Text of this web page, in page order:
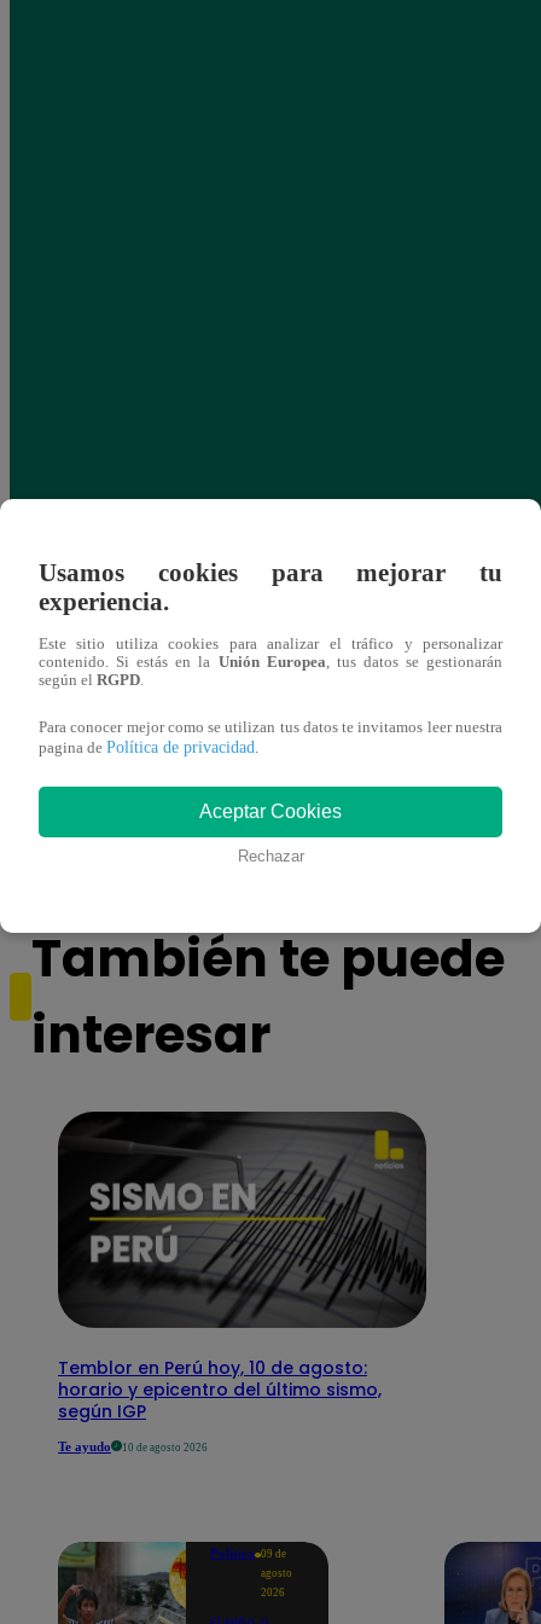
¿Yahaira Plasencia y Maritza Rodríguez
También te puede
interesar
Temblor en Perú hoy, 10 de agosto:
horario y epicentro del último sismo,
según IGP
Te ayudo 10 de agosto 2026
Política 09 de
agosto
2026
Usamos cookies para mejorar tu
experiencia.
Este sitio utiliza cookies para analizar el tráfico y personalizar
contenido. Si estás en la Unión Europea, tus datos se gestionarán
según el RGPD.
Para conocer mejor como se utilizan tus datos te invitamos leer nuestra
pagina de Política de privacidad.
Aceptar Cookies
Rechazar